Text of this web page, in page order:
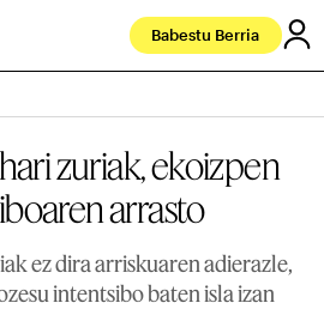
Babestu Berria
zuriak, ekoizpen
arrasto
ez dira arriskuaren adierazle,
intentsibo baten isla izan